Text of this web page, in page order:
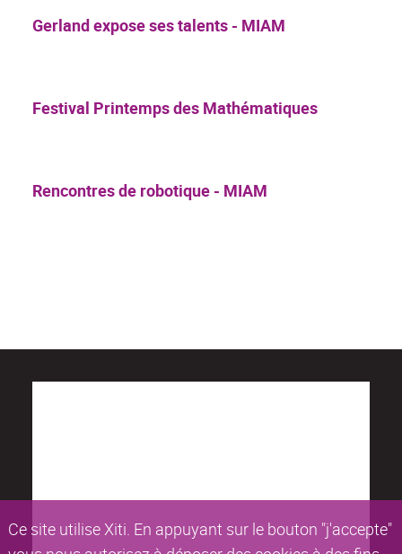
Ce site utilise Xiti. En appuyant sur le bouton "j'accepte"
Gerland expose ses talents - MIAM
Festival Printemps des Mathématiques
Rencontres de robotique - MIAM